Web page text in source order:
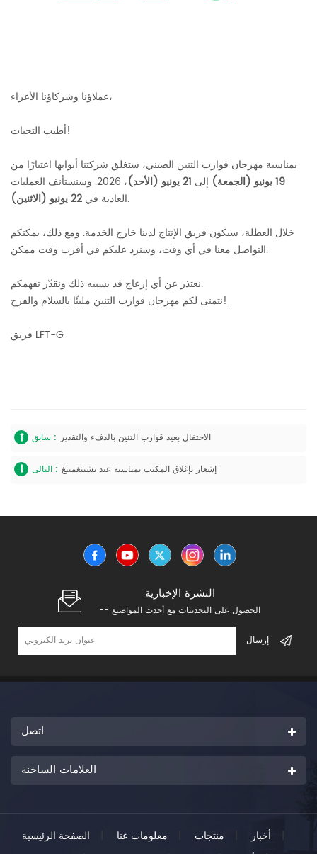
عملاؤنا وشركاؤنا الأعزاء،
أطيب التحيات!
بمناسبة مهرجان قوارب التنين الصيني، ستغلق شركتنا أبوابها اعتبارًا من
19 يونيو (الجمعة)
إلى 21 يونيو (الأحد)
، 2026. وسنستأنف العمليات
العادية في 22 يونيو (الاثنين) .
خلال العطلة، سيكون فريق الإنتاج لدينا خارج الخدمة. ومع ذلك، يمكنكم
التواصل معنا في أي وقت، وسنرد عليكم في أقرب وقت ممكن.
نعتذر عن أي إزعاج قد يسببه ذلك ونقدّر تفهمكم.
نتمنى لكم مهرجان قوارب التنين مليئًا بالسلام والفرح!
فريق LFT-G
سابق : الاحتفال بعيد قوارب التنين بالدفء والتقدير
التالى : إشعار بإغلاق المكتب بمناسبة عيد تشينغمينغ
النشرة الإخبارية
-- الحصول على التحديثات مع أحدث المواضيع
اتصل
العلامات الساخنة
الصفحة الرئيسية معلومات عنا منتجات أخبار
|